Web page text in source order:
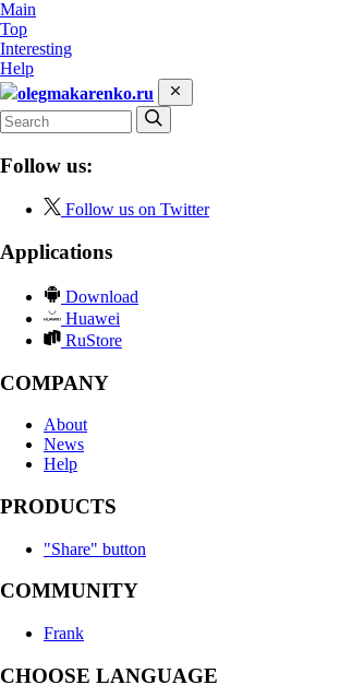
Main
Top
Interesting
Help
olegmakarenko.ru
Follow us:
Follow us on Twitter
Applications
Download
Huawei
RuStore
COMPANY
About
News
Help
PRODUCTS
"Share" button
COMMUNITY
Frank
CHOOSE LANGUAGE